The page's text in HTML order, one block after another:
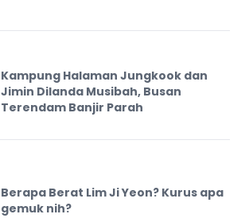
Kampung Halaman Jungkook dan
Jimin Dilanda Musibah, Busan
Terendam Banjir Parah
Berapa Berat Lim Ji Yeon? Kurus apa
gemuk nih?